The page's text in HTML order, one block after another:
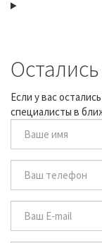
Если у вас
специалисты в